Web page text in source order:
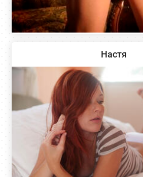
Настя